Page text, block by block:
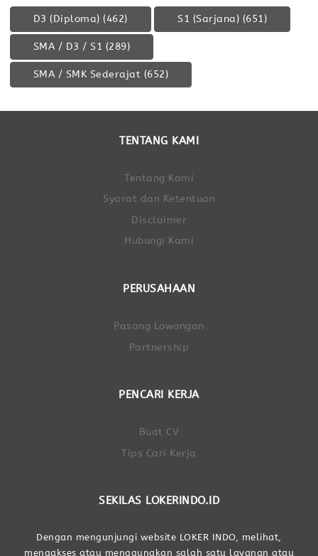
D3 (Diploma) (462) S1 (Sarjana) (651)
SMA / D3 / S1 (289)
SMA / SMK Sederajat (652)
TENTANG KAMI
Tentang Kami
Syarat dan Ketentuan
Disclaimer
Hubungi Kami
PERUSAHAAN
Pasang Lowongan
Partnership
PENCARI KERJA
Buat CV
Tips Cari Kerja
SEKILAS LOKERINDO.ID
Dengan mengunjungi website LOKER INDO, melihat,
mengakses atau menggunakan salah satu layanan atau